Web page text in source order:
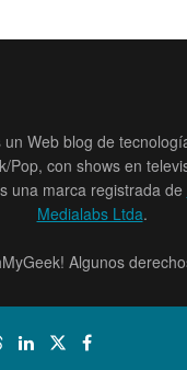
Web blog de
Pop, con shows en
una marca registrada de
Medialabs Ltda.
Algunos